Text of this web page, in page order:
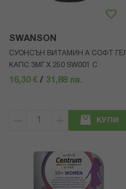
SWANSON
СУОНСЪН ВИТАМИН А СОФТ ГЕЛ
КАПС 3МГ Х 250 SW001 C
16,30 € / 31,88 лв.
КУПИ